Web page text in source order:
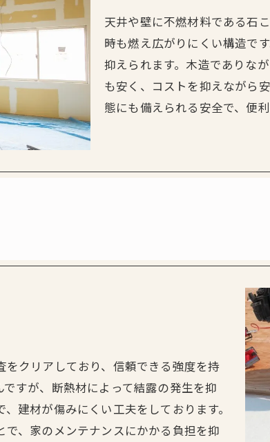
天井や壁に不燃材料である石
時も燃え広がりにくい構造で
抑えられます。木造でありな
も安く、コストを抑えながら
態にも備えられる安全で、便利
クリアしており、信頼できる強度を持
すが、断熱材によって結露の発生を抑
建材が傷みにくい工夫をしております。
、家のメンテナンスにかかる負担を抑
お問い合わせ・資料請求はこちら